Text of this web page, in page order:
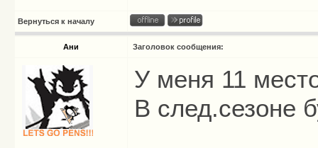
Вернуться к началу
Ани Заголовок сообщения:
У меня 11
В след.сезоне